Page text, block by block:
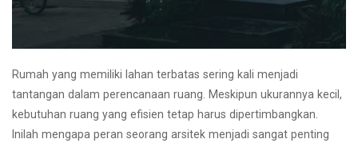
Rumah yang memiliki lahan terbatas sering kali menjadi
tantangan dalam perencanaan ruang. Meskipun ukurannya kecil,
kebutuhan ruang yang efisien tetap harus dipertimbangkan.
Inilah mengapa peran seorang arsitek menjadi sangat penting